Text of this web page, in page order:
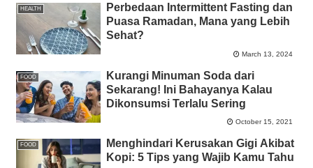
HEALTH
Perbedaan Intermittent Fasting dan
Puasa Ramadan, Mana yang Lebih
Sehat?
March 13, 2024
FOOD
Kurangi Minuman Soda dari
Sekarang! Ini Bahayanya Kalau
Dikonsumsi Terlalu Sering
October 15, 2021
FOOD
Menghindari Kerusakan Gigi Akibat
Kopi: 5 Tips yang Wajib Kamu Tahu